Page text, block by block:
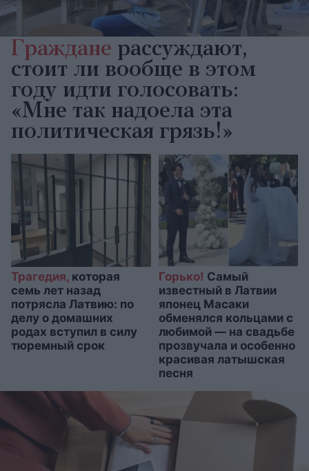
Граждане рассуждают,
стоит ли вообще в этом
году идти голосовать:
«Мне так надоела эта
политическая грязь!»
Трагедия, которая
семь лет назад
потрясла Латвию: по
делу о домашних
родах вступил в силу
тюремный срок
Горько! Самый
известный в Латвии
японец Масаки
обменялся кольцами с
любимой — на свадьбе
прозвучала и особенно
красивая латышская
песня